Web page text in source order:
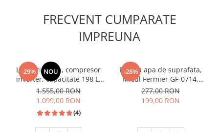
FRECVENT CUMPARATE
IMPREUNA
-29% NOU
Lada frigorifia, compresor
inverter, capacitate 198 L,
congelare rapida, roti,
Negru, HEINNER
1.555,00 RON
1.099,00 RON
(4)
-28%
Pompa apa de suprafata,
Micul Fermier GF-0714,
QB60, 0.37 KW.
277,00 RON
199,00 RON